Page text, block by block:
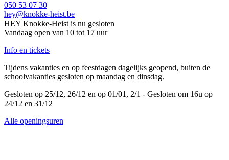
050 53 07 30
hey@knokke-heist.be
HEY Knokke-Heist is nu gesloten
Vandaag open van 10 tot 17 uur
Info en tickets
Tijdens vakanties en op feestdagen dagelijks geopend, buiten de
schoolvakanties gesloten op maandag en dinsdag.
Gesloten op 25/12, 26/12 en op 01/01, 2/1 - Gesloten om 16u op
24/12 en 31/12
Alle openingsuren